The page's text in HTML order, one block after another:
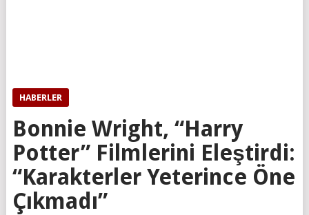
HABERLER
Bonnie Wright, “Harry
Potter” Filmlerini Eleştirdi:
“Karakterler Yeterince Öne
Çıkmadı”